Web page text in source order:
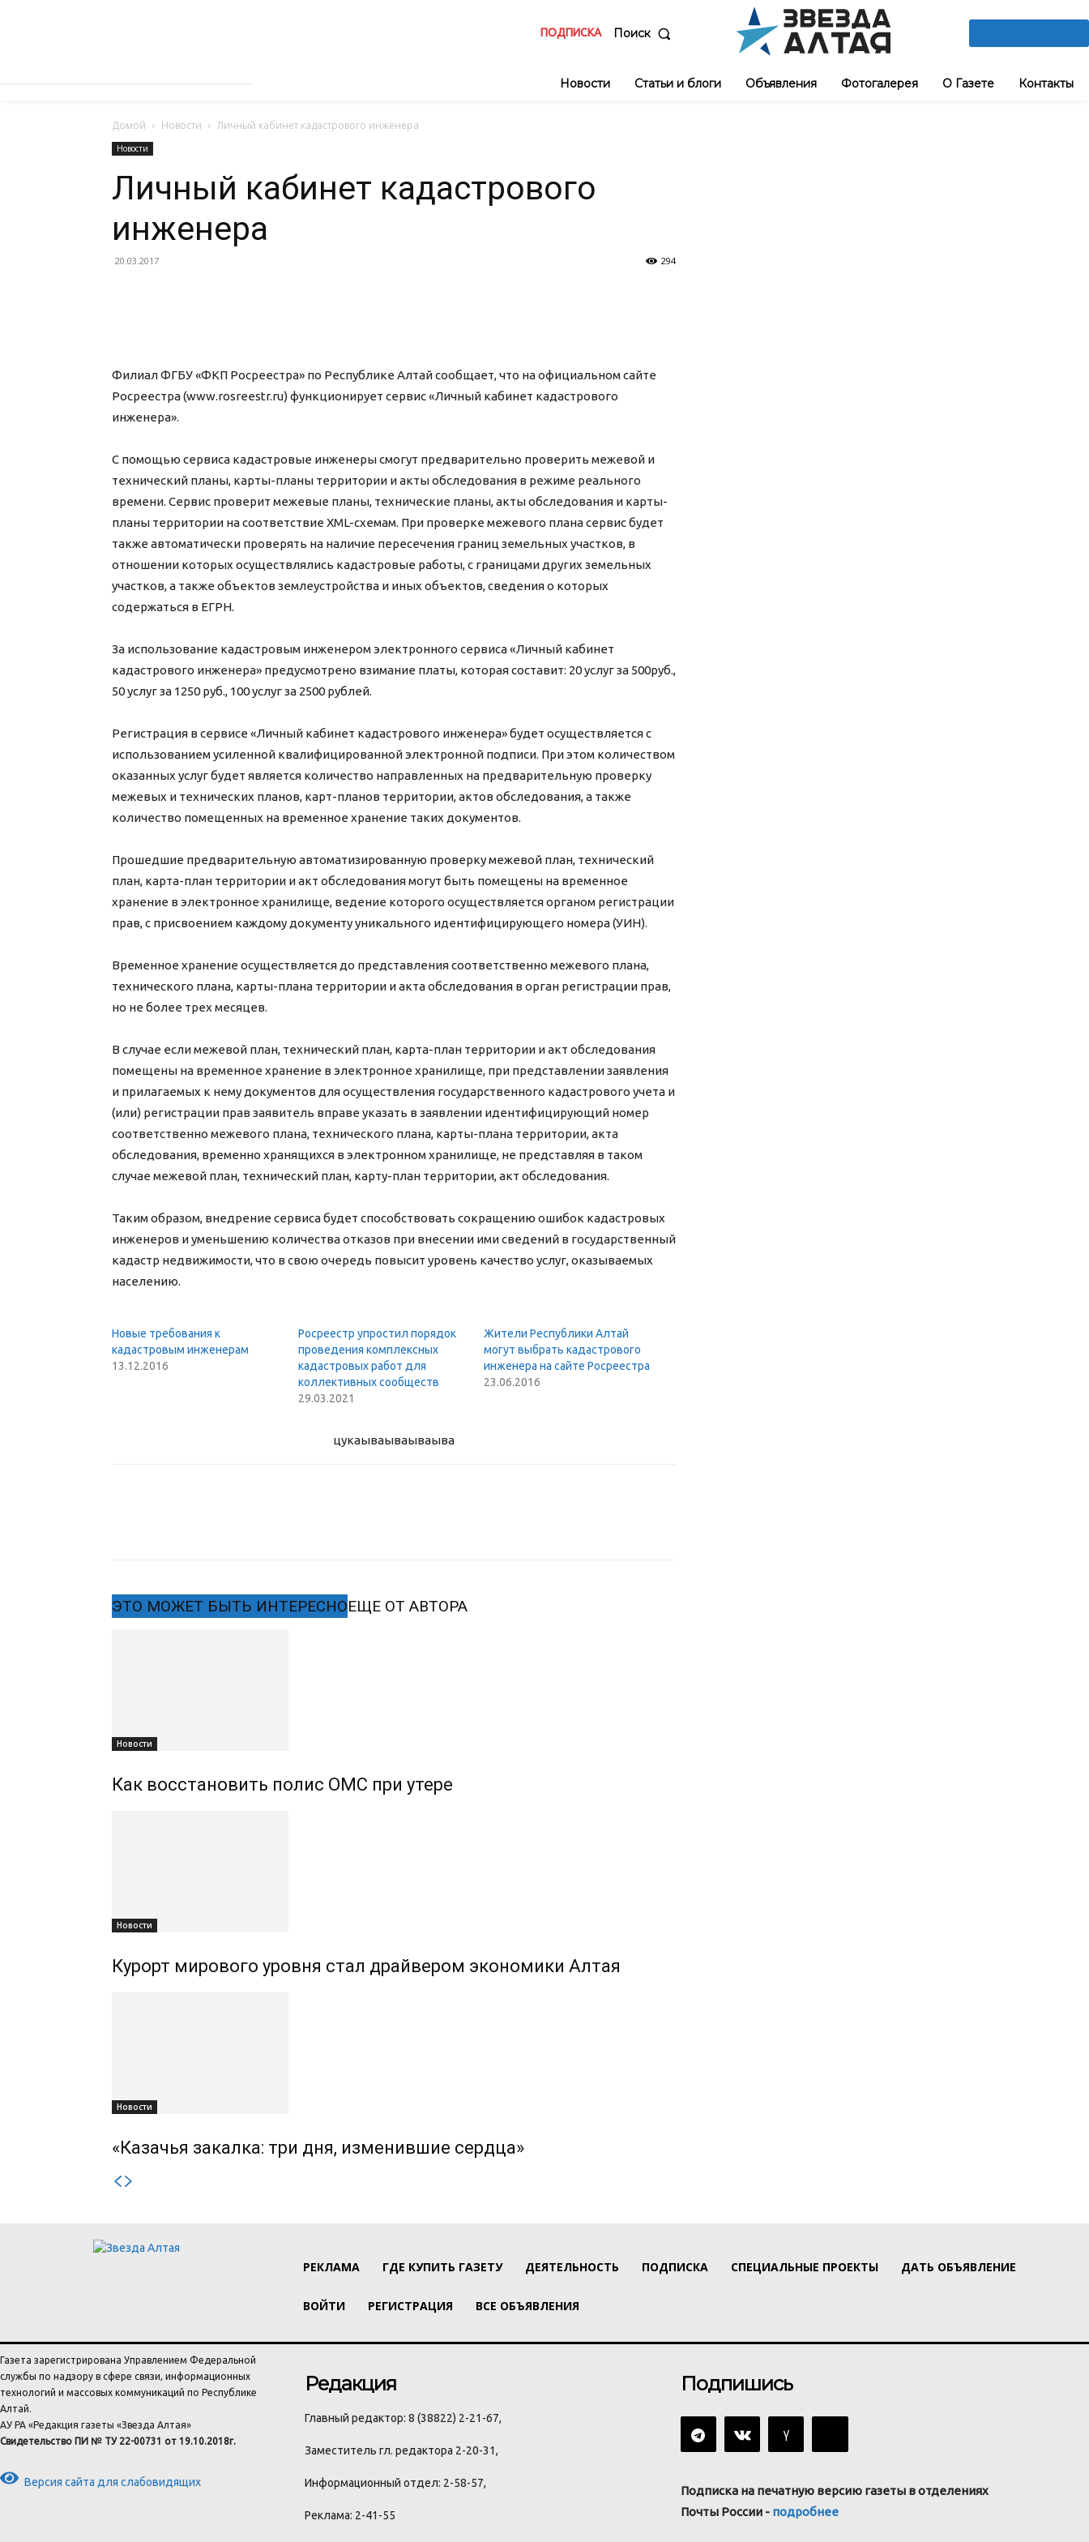
ПОДПИСКА Поиск
Новости Статьи и блоги Объявления Фотогалерея О Газете Контакты
Домой Новости Личный кабинет кадастрового инженера
Новости
Личный кабинет кадастрового
инженера
20.03.2017 294
Филиал ФГБУ «ФКП Росреестра» по Республике Алтай сообщает, что на официальном сайте
Росреестра (www.rosreestr.ru) функционирует сервис «Личный кабинет кадастрового
инженера».
С помощью сервиса кадастровые инженеры смогут предварительно проверить межевой и
технический планы, карты-планы территории и акты обследования в режиме реального
времени. Сервис проверит межевые планы, технические планы, акты обследования и карты-
планы территории на соответствие XML-схемам. При проверке межевого плана сервис будет
также автоматически проверять на наличие пересечения границ земельных участков, в
отношении которых осуществлялись кадастровые работы, с границами других земельных
участков, а также объектов землеустройства и иных объектов, сведения о которых
содержаться в ЕГРН.
За использование кадастровым инженером электронного сервиса «Личный кабинет
кадастрового инженера» предусмотрено взимание платы, которая составит: 20 услуг за 500руб.,
50 услуг за 1250 руб., 100 услуг за 2500 рублей.
Регистрация в сервисе «Личный кабинет кадастрового инженера» будет осуществляется с
использованием усиленной квалифицированной электронной подписи. При этом количеством
оказанных услуг будет является количество направленных на предварительную проверку
межевых и технических планов, карт-планов территории, актов обследования, а также
количество помещенных на временное хранение таких документов.
Прошедшие предварительную автоматизированную проверку межевой план, технический
план, карта-план территории и акт обследования могут быть помещены на временное
хранение в электронное хранилище, ведение которого осуществляется органом регистрации
прав, с присвоением каждому документу уникального идентифицирующего номера (УИН).
Временное хранение осуществляется до представления соответственно межевого плана,
технического плана, карты-плана территории и акта обследования в орган регистрации прав,
но не более трех месяцев.
В случае если межевой план, технический план, карта-план территории и акт обследования
помещены на временное хранение в электронное хранилище, при представлении заявления
и прилагаемых к нему документов для осуществления государственного кадастрового учета и
(или) регистрации прав заявитель вправе указать в заявлении идентифицирующий номер
соответственно межевого плана, технического плана, карты-плана территории, акта
обследования, временно хранящихся в электронном хранилище, не представляя в таком
случае межевой план, технический план, карту-план территории, акт обследования.
Таким образом, внедрение сервиса будет способствовать сокращению ошибок кадастровых
инженеров и уменьшению количества отказов при внесении ими сведений в государственный
кадастр недвижимости, что в свою очередь повысит уровень качество услуг, оказываемых
населению.
Новые требования к
кадастровым инженерам
13.12.2016
Росреестр упростил порядок
проведения комплексных
кадастровых работ для
коллективных сообществ
29.03.2021
Жители Республики Алтай
могут выбрать кадастрового
инженера на сайте Росреестра
23.06.2016
цукаываываываыва
ЭТО МОЖЕТ БЫТЬ ИНТЕРЕСНОЕЩЕ ОТ АВТОРА
Новости
Как восстановить полис ОМС при утере
Новости
Курорт мирового уровня стал драйвером экономики Алтая
Новости
«Казачья закалка: три дня, изменившие сердца»
РЕКЛАМА ГДЕ КУПИТЬ ГАЗЕТУ ДЕЯТЕЛЬНОСТЬ ПОДПИСКА СПЕЦИАЛЬНЫЕ ПРОЕКТЫ ДАТЬ ОБЪЯВЛЕНИЕ
ВОЙТИ РЕГИСТРАЦИЯ ВСЕ ОБЪЯВЛЕНИЯ
Газета зарегистрирована Управлением Федеральной
службы по надзору в сфере связи, информационных
технологий и массовых коммуникаций по Республике
Алтай.
АУ РА «Редакция газеты «Звезда Алтая»
Свидетельство ПИ № ТУ 22-00731 от 19.10.2018г.
Версия сайта для слабовидящих
Редакция
Главный редактор: 8 (38822) 2-21-67,
Заместитель гл. редактора 2-20-31,
Информационный отдел: 2-58-57,
Реклама: 2-41-55
Подпишись
Подписка на печатную версию газеты в отделениях
Почты России - подробнее